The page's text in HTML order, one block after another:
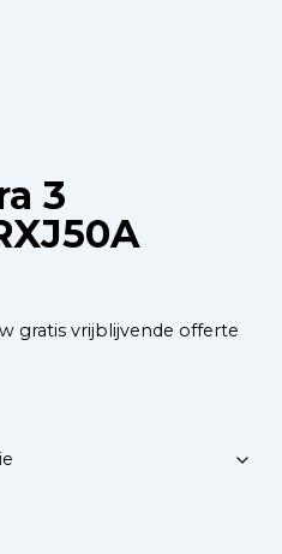
3
gratis vrijblijvende offerte